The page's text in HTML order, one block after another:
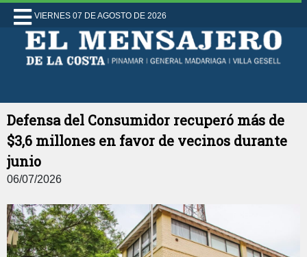
VIERNES 07 DE AGOSTO DE 2026
Defensa del Consumidor recuperó más de
$3,6 millones en favor de vecinos durante
junio
06/07/2026